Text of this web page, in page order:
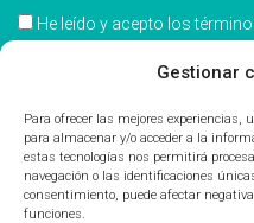
Gestionar
Para ofrecer las mejores experiencias,
para almacenar y/o acceder a la
estas tecnologías nos permitirá
navegación o las identificaciones
consentimiento, puede afectar
funciones.
He leído y acepto los
Acepto recibir